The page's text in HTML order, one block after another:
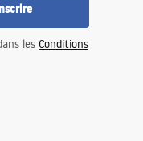
les Conditions